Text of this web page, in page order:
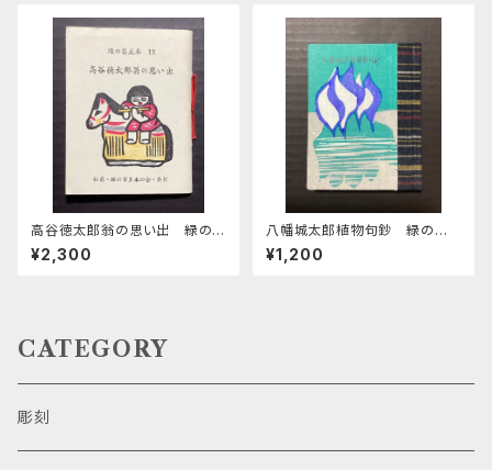
高谷徳太郎翁の思い出 緑の
笛豆本第13集
¥2,300
八幡城太郎植物句鈔 緑の笛
豆本 第31期第121集
¥1,200
CATEGORY
彫刻